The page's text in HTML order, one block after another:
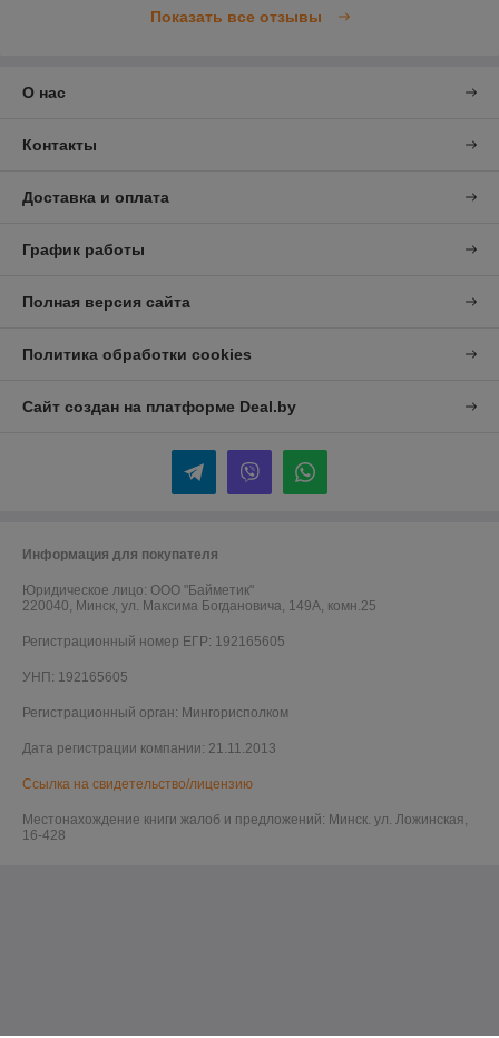
Показать все отзывы
О нас
Контакты
Доставка и оплата
График работы
Полная версия сайта
Политика обработки cookies
Сайт создан на платформе Deal.by
Информация для покупателя
Юридическое лицо: ООО "Байметик"
220040, Минск, ул. Максима Богдановича, 149А, комн.25
Регистрационный номер ЕГР: 192165605
УНП: 192165605
Регистрационный орган: Мингорисполком
Дата регистрации компании: 21.11.2013
Ссылка на свидетельство/лицензию
Местонахождение книги жалоб и предложений: Минск. ул. Ложинская,
16-428